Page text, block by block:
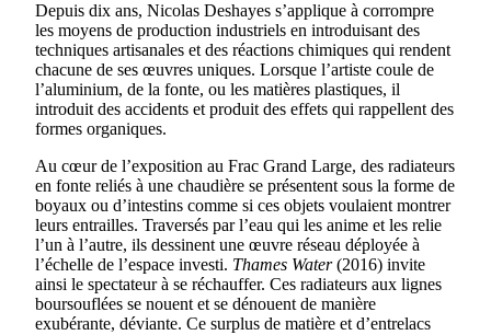
Depuis dix ans, Nicolas Deshayes s’applique à corrompre
les moyens de production industriels en introduisant des
techniques artisanales et des réactions chimiques qui rendent
chacune de ses œuvres uniques. Lorsque l’artiste coule de
l’aluminium, de la fonte, ou les matières plastiques, il
introduit des accidents et produit des effets qui rappellent des
formes organiques.
Au cœur de l’exposition au Frac Grand Large, des radiateurs
en fonte reliés à une chaudière se présentent sous la forme de
boyaux ou d’intestins comme si ces objets voulaient montrer
leurs entrailles. Traversés par l’eau qui les anime et les relie
l’un à l’autre, ils dessinent une œuvre réseau déployée à
l’échelle de l’espace investi. Thames Water(2016) invite
ainsi le spectateur à se réchauffer. Ces radiateurs aux lignes
boursouflées se nouent et se dénouent de manière
exubérante, déviante. Ce surplus de matière et d’entrelacs